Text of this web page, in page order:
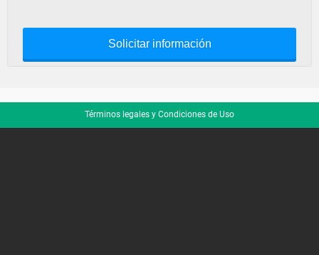
Solicitar información
Términos legales y Condiciones de Uso